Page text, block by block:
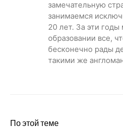
замечательную
занимаемся
20 лет. За эти
образовании все,
бесконечно рады
такими же
По этой теме